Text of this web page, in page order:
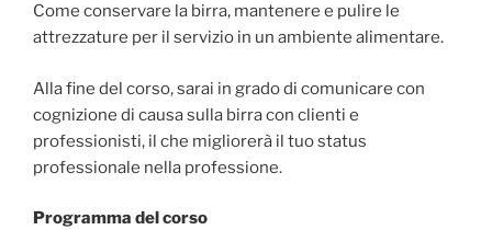
Come conservare la birra, mantenere e pulire le
attrezzature per il servizio in un ambiente alimentare.
Alla fine del corso, sarai in grado di comunicare con
cognizione di causa sulla birra con clienti e
professionisti, il che migliorerà il tuo status
professionale nella professione.
Programma del corso